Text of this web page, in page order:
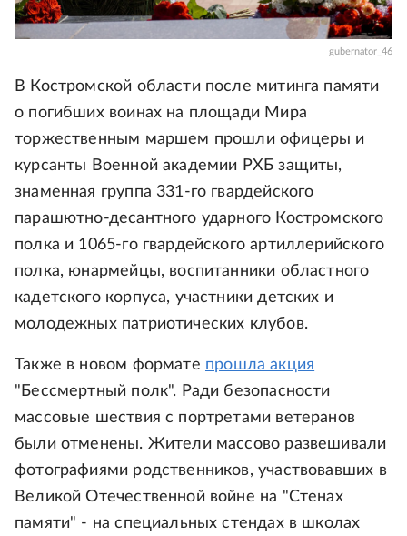
gubernator_46
В Костромской области после митинга памяти
о погибших воинах на площади Мира
торжественным маршем прошли офицеры и
курсанты Военной академии РХБ защиты,
знаменная группа 331-го гвардейского
парашютно-десантного ударного Костромского
полка и 1065-го гвардейского артиллерийского
полка, юнармейцы, воспитанники областного
кадетского корпуса, участники детских и
молодежных патриотических клубов.
Также в новом формате прошла акция
"Бессмертный полк". Ради безопасности
массовые шествия с портретами ветеранов
были отменены. Жители массово развешивали
фотографиями родственников, участвовавших в
Великой Отечественной войне на "Стенах
памяти" - на специальных стендах в школах